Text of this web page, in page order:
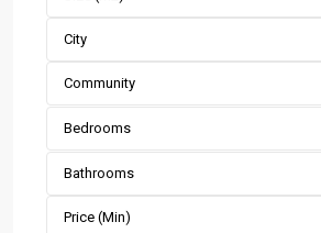
City
Community
Bedrooms
Bathrooms